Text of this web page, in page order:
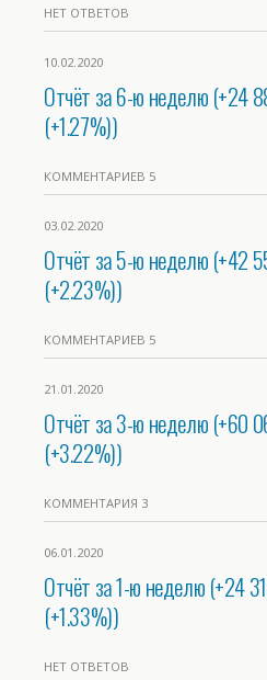
НЕТ ОТВЕТОВ
10.02.2020
Отчёт за 6-ю неделю (+24
(+1.27%))
КОММЕНТАРИЕВ 5
03.02.2020
Отчёт за 5-ю неделю (+42
(+2.23%))
КОММЕНТАРИЕВ 5
21.01.2020
Отчёт за 3-ю неделю (+60
(+3.22%))
КОММЕНТАРИЯ 3
06.01.2020
Отчёт за 1-ю неделю (+24
(+1.33%))
НЕТ ОТВЕТОВ